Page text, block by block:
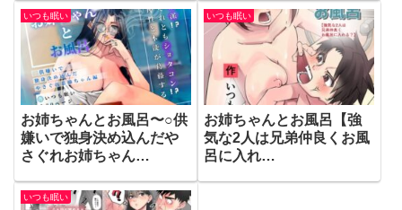
いつも眠い
お姉ちゃんとお風呂〜○供
嫌いで独身決め込んだや
さぐれお姉ちゃん
眠い
いつも眠い
お姉ちゃんとお風呂【強
気な2人は兄弟仲良くお風
呂に入れ
いつも眠い